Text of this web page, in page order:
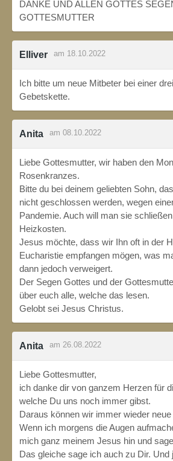
DANKE UND ALLEN GOTTES
GOTTESMUTTER
Elliver am 18.10.2022
Ich bitte um neue Mitbeter bei einer
Gebetskette.
Anita am 08.10.2022
Liebe Gottesmutter, wir haben den
Rosenkranzes.
Bitte du bei deinem geliebten Sohn,
nicht geschlossen werden, wegen
Pandemie. Auch will man sie
Heizkosten.
Jesus möchte, dass wir Ihn oft in der
Eucharistie empfangen mögen, was
dann jedoch verweigert.
Der Segen Gottes und der
über euch alle, welche das lesen.
Gelobt sei Jesus Christus.
Anita am 26.08.2022
Liebe Gottesmutter,
ich danke dir von ganzem Herzen für
welche Du uns noch immer gibst.
Daraus können wir immer wieder
Wenn ich morgens die Augen
mich ganz meinem Jesus hin und
Das gleiche sage ich auch zu Dir. Und